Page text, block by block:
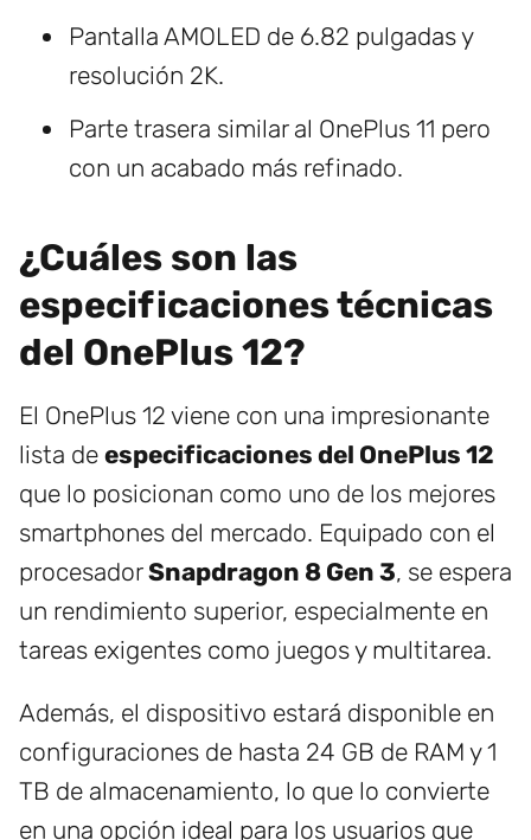
Pantalla AMOLED de 6.82 pulgadas y
resolución 2K.
Parte trasera similar al OnePlus 11 pero
con un acabado más refinado.
¿Cuáles son las
especificaciones técnicas
del OnePlus 12?
El OnePlus 12 viene con una impresionante
lista de especificaciones del OnePlus 12
que lo posicionan como uno de los mejores
smartphones del mercado. Equipado con el
procesadorSnapdragon 8 Gen 3, se espera
un rendimiento superior, especialmente en
tareas exigentes como juegos y multitarea.
Además, el dispositivo estará disponible en
configuraciones de hasta 24 GB de RAM y 1
TB de almacenamiento, lo que lo convierte
en una opción ideal para los usuarios que